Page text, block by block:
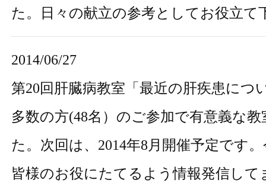
た。日々の献立の参考としてお役立て
2014/06/27
第20回肝臓病教室「最近の肝疾患につ
多数の方(48名）のご参加で有意義な
た。次回は、2014年8月開催予定です
皆様のお役にたてるよう情報発信し